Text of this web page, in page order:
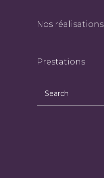
Nos réalisations
Prestations